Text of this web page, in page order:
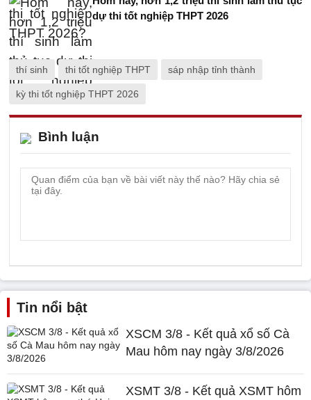
dự thi tốt nghiệp THPT 2026
thí sinh thi tốt nghiệp THPT sáp nhập tỉnh thành
kỳ thi tốt nghiệp THPT 2026
Bình luận
Tin nổi bật
XSCM 3/8 - Kết quả xổ số Cà
Mau hôm nay ngày 3/8/2026
XSMT 3/8 - Kết quả XSMT hôm